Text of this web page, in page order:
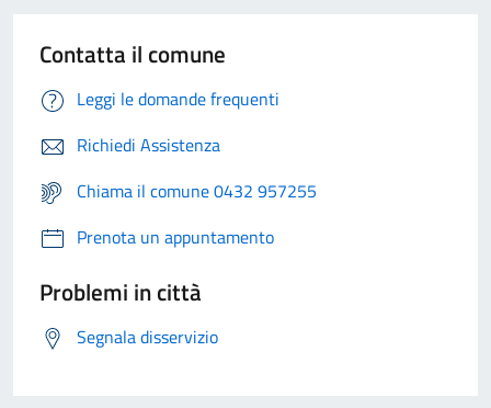
Contatta il comune
Leggi le domande frequenti
Richiedi Assistenza
Chiama il comune 0432 957255
Prenota un appuntamento
Problemi in città
Segnala disservizio